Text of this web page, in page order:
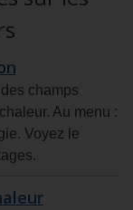
champs
Au menu :
Voyez le